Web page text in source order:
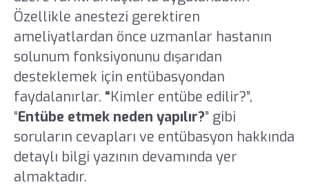
Özellikle anestezi gerektiren
ameliyatlardan önce uzmanlar hastanın
solunum fonksiyonunu dışarıdan
desteklemek için entübasyondan
faydalanırlar. “Kimler entübe edilir?”,
“Entübe etmek neden yapılır?” gibi
soruların cevapları ve entübasyon hakkında
detaylı bilgi yazının devamında yer
almaktadır.